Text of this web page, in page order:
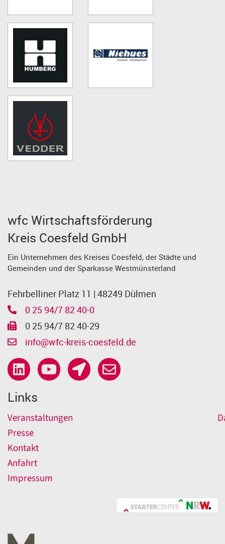
wfc Wirtschaftsförderung
Kreis Coesfeld GmbH
Ein Unternehmen des Kreises Coesfeld, der Städte und
Gemeinden und der Sparkasse Westmünsterland
Fehrbelliner Platz 11 | 48249 Dülmen
0 25 94/7 82 40-0
0 25 94/7 82 40-29
info@wfc-kreis-coesfeld.de
Links
Veranstaltungen
Presse
Kontakt
Anfahrt
Impressum